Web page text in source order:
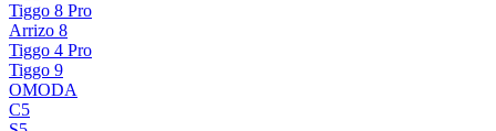
Tiggo 8 Pro
Arrizo 8
Tiggo 4 Pro
Tiggo 9
OMODA
C5